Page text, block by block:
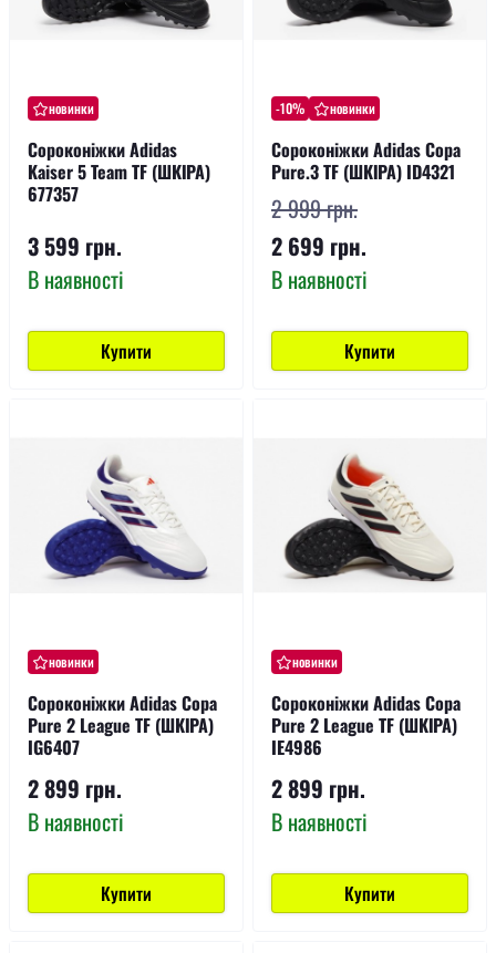
новинки
Сороконіжки Adidas
Kaiser 5 Team TF (ШКІРА)
677357
3 599 грн.
В наявності
Купити
-10% новинки
Сороконіжки Adidas Copa
Pure.3 TF (ШКІРА) ID4321
2 999 грн.
2 699 грн.
В наявності
Купити
новинки
Сороконіжки Adidas Copa
Pure 2 League TF (ШКІРА)
IG6407
2 899 грн.
В наявності
Купити
новинки
Сороконіжки Adidas Copa
Pure 2 League TF (ШКІРА)
IE4986
2 899 грн.
В наявності
Купити